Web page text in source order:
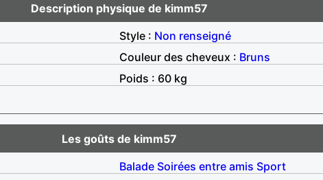
Description physique de kimm57
Style : Non renseigné
Couleur des cheveux : Bruns
Poids : 60 kg
Les goûts de kimm57
Balade Soirées entre amis Sport